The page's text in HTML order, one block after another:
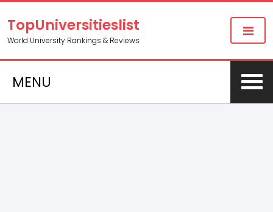
TopUniversitieslist
World University Rankings & Reviews
MENU